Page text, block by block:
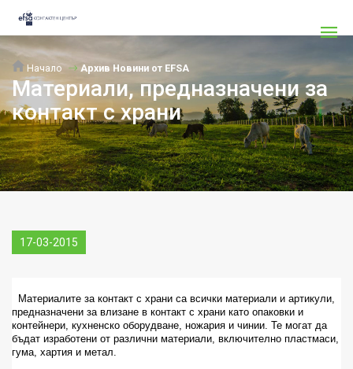
Начало Архив Новини от EFSA
Мaтериали, предназначени за
контакт с храни
17-03-2015
Материалите за контакт с храни са всички материали и артикули,
предназначени за влизане в контакт с храни като опаковки и
контейнери, кухненско оборудване, ножария и чинии. Те могат да
бъдат изработени от различни материали, включително пластмаси,
гума, хартия и метал.